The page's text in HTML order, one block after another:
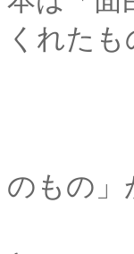
くれた
がい
すこ
のもの」
それ